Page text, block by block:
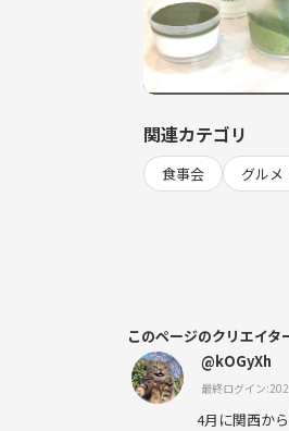
関連カテゴリ
食事会 グルメ
このページのクリエイタ
@kOGyXh
最終ログイン
4月に関西か